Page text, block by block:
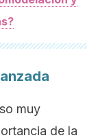
muy
de la